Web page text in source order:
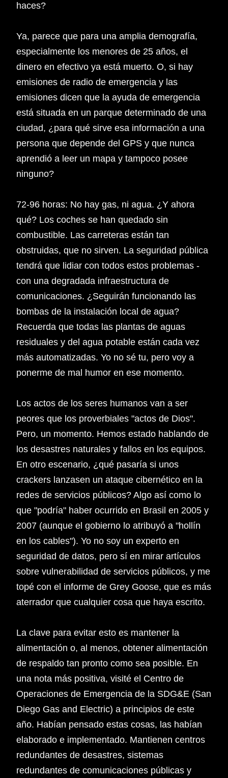
haces?
Ya, parece que para una amplia demografía,
especialmente los menores de 25 años, el
dinero en efectivo ya está muerto. O, si hay
emisiones de radio de emergencia y las
emisiones dicen que la ayuda de emergencia
está situada en un parque determinado de una
ciudad, ¿para qué sirve esa información a una
persona que depende del GPS y que nunca
aprendió a leer un mapa y tampoco posee
ninguno?
72-96 horas: No hay gas, ni agua. ¿Y ahora
qué? Los coches se han quedado sin
combustible. Las carreteras están tan
obstruidas, que no sirven. La seguridad pública
tendrá que lidiar con todos estos problemas -
con una degradada infraestructura de
comunicaciones. ¿Seguirán funcionando las
bombas de la instalación local de agua?
Recuerda que todas las plantas de aguas
residuales y del agua potable están cada vez
más automatizadas. Yo no sé tu, pero voy a
ponerme de mal humor en ese momento.
Los actos de los seres humanos van a ser
peores que los proverbiales "actos de Dios".
Pero, un momento. Hemos estado hablando de
los desastres naturales y fallos en los equipos.
En otro escenario, ¿qué pasaría si unos
crackers lanzasen un ataque cibernético en la
redes de servicios públicos? Algo así como lo
que "podría" haber ocurrido en Brasil en 2005 y
2007 (aunque el gobierno lo atribuyó a "hollín
en los cables"). Yo no soy un experto en
seguridad de datos, pero sí en mirar artículos
sobre vulnerabilidad de servicios públicos, y me
topé con el informe de Grey Goose, que es más
aterrador que cualquier cosa que haya escrito.
La clave para evitar esto es mantener la
alimentación o, al menos, obtener alimentación
de respaldo tan pronto como sea posible. En
una nota más positiva, visité el Centro de
Operaciones de Emergencia de la SDG&E (San
Diego Gas and Electric) a principios de este
año. Habían pensado estas cosas, las habían
elaborado e implementado. Mantienen centros
redundantes de desastres, sistemas
redundantes de comunicaciones públicas y